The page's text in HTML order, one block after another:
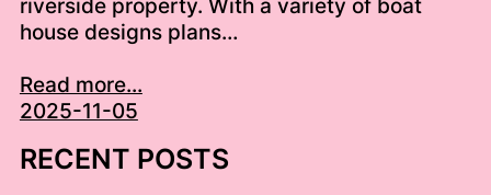
riverside property. With a variety of boat
house designs plans…
Read more...
2025-11-05
RECENT POSTS